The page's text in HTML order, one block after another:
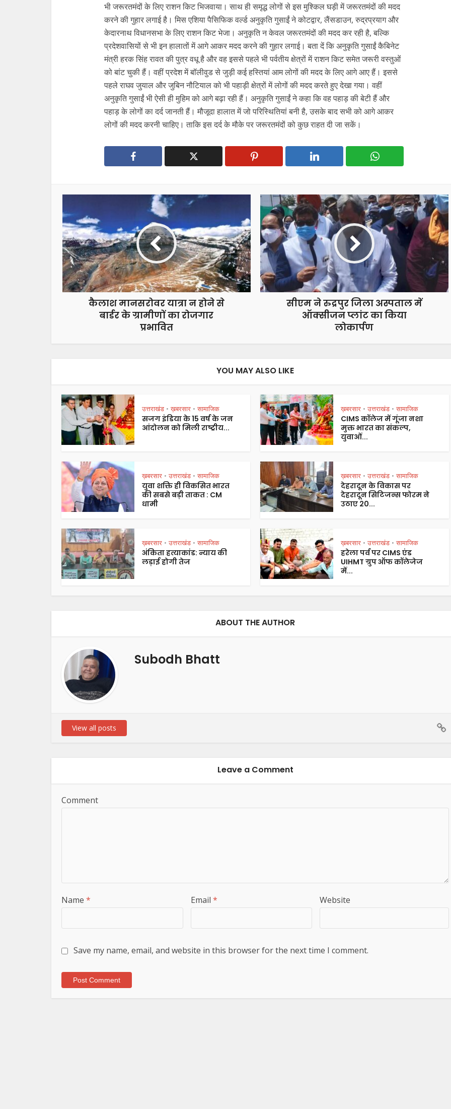
भी जरूरतमंदों के लिए राशन किट भिजवाया। साथ ही समृद्ध लोगों से इस मुश्किल घड़ी में जरूरतमंदों की मदद
करने की गुहार लगाई है। मिस एशिया पैसिफिक वर्ल्ड अनुकृति गुसाईं ने कोटद्वार, लैंसडाउन, रुद्रप्रयाग और
केदारनाथ विधानसभा के लिए राशन किट भेजा। अनुकृति न केवल जरूरतमंदों की मदद कर रही है, बल्कि
प्रदेशवासियों से भी इन हालातों में आगे आकर मदद करने की गुहार लगाई। बता दें कि अनुकृति गुसाईं कैबिनेट
मंत्री हरक सिंह रावत की पुत्र वधू है और वह इससे पहले भी पर्वतीय क्षेत्रों में राशन किट समेत जरूरी वस्तुओं
को बांट चुकी हैं। वहीं प्रदेश में बॉलीवुड से जुड़ी कई हस्तियां आम लोगों की मदद के लिए आगे आए हैं। इससे
पहले राघव जुयाल और जुबिन नौटियाल को भी पहाड़ी क्षेत्रों में लोगों की मदद करते हुए देखा गया। वहीं
अनुकृति गुसाईं भी ऐसी ही मुहिम को आगे बढ़ा रही हैं। अनुकृति गुसाईं ने कहा कि वह पहाड़ की बेटी हैं और
पहाड़ के लोगों का दर्द जानती हैं। मौजूदा हालात में जो परिस्थितियां बनी है, उसके बाद सभी को आगे आकर
लोगों की मदद करनी चाहिए। ताकि इस दर्द के मौके पर जरूरतमंदों को कुछ राहत दी जा सकें।
कैलाश मानसरोवर यात्रा न होने से
बार्डर के ग्रामीणों का रोजगार
प्रभावित
सीएम ने रुद्रपुर जिला अस्पताल में
ऑक्सीजन प्लांट का किया
लोकार्पण
YOU MAY ALSO LIKE
उत्तराखंड • ख़बरसार • सामाजिक
सजग इंडिया के 15 वर्ष के जन
आंदोलन को मिली राष्ट्रीय...
ख़बरसार • उत्तराखंड • सामाजिक
CIMS कॉलेज में गूंजा नशा
मुक्त भारत का संकल्प,
युवाओं...
ख़बरसार • उत्तराखंड • सामाजिक
युवा शक्ति ही विकसित भारत
की सबसे बड़ी ताकत : CM
धामी
ख़बरसार • उत्तराखंड • सामाजिक
देहरादून के विकास पर
देहरादून सिटिजन्स फोरम ने
उठाए 20...
ख़बरसार • उत्तराखंड • सामाजिक
अंकिता हत्याकांड: न्याय की
लड़ाई होगी तेज
ख़बरसार • उत्तराखंड • सामाजिक
हरेला पर्व पर CIMS एंड
UIHMT ग्रुप ऑफ कॉलेजेज
में...
ABOUT THE AUTHOR
Subodh Bhatt
View all posts
Leave a Comment
Comment
Name * Email * Website
Save my name, email, and website in this browser for the next time I comment.